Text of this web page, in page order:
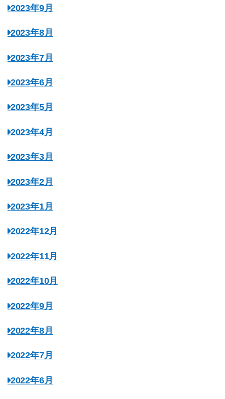
2023年9月
2023年8月
2023年7月
2023年6月
2023年5月
2023年4月
2023年3月
2023年2月
2023年1月
2022年12月
2022年11月
2022年10月
2022年9月
2022年8月
2022年7月
2022年6月